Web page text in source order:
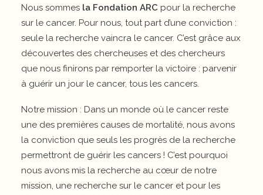
Nous sommes la Fondation ARC pour la recherche
sur le cancer. Pour nous, tout part d’une conviction :
seule la recherche vaincra le cancer. C’est grâce aux
découvertes des chercheuses et des chercheurs
que nous finirons par remporter la victoire : parvenir
à guérir un jour le cancer, tous les cancers.
Notre mission : Dans un monde où le cancer reste
une des premières causes de mortalité, nous avons
la conviction que seuls les progrès de la recherche
permettront de guérir les cancers ! C’est pourquoi
nous avons mis la recherche au cœur de notre
mission, une recherche sur le cancer et pour les